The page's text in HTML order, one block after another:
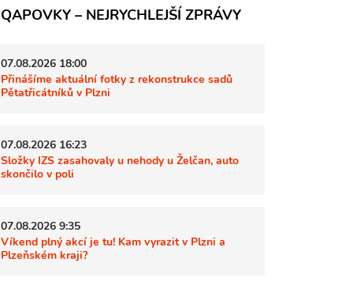
QAPOVKY – NEJRYCHLEJŠÍ ZPRÁVY
07.08.2026 18:00
Přinášíme aktuální fotky z rekonstrukce sadů
Pětatřicátníků v Plzni
07.08.2026 16:23
Složky IZS zasahovaly u nehody u Želčan, auto
skončilo v poli
07.08.2026 9:35
Víkend plný akcí je tu! Kam vyrazit v Plzni a
Plzeňském kraji?